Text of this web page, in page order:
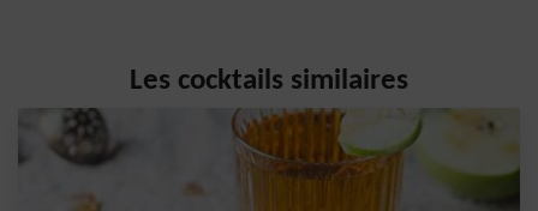
Les cocktails similaires